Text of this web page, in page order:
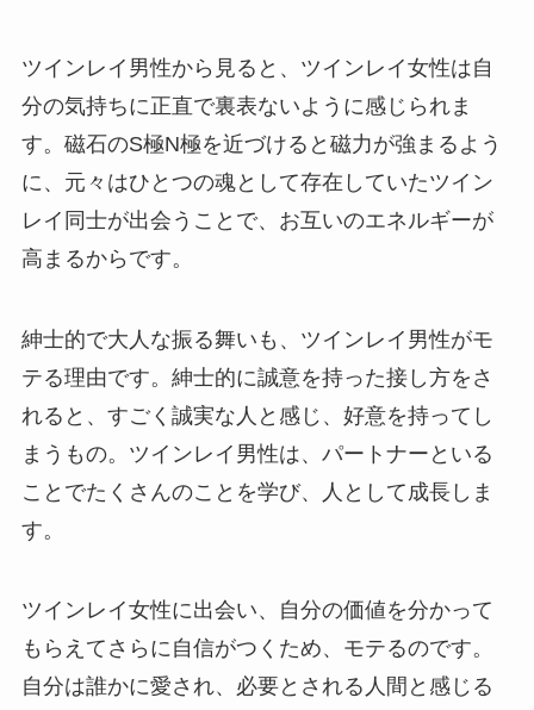
ツインレイ男性から見ると、ツインレイ女性は自
分の気持ちに正直で裏表ないように感じられま
す。磁石のS極N極を近づけると磁力が強まるよう
に、元々はひとつの魂として存在していたツイン
レイ同士が出会うことで、お互いのエネルギーが
高まるからです。
紳士的で大人な振る舞いも、ツインレイ男性がモ
テる理由です。紳士的に誠意を持った接し方をさ
れると、すごく誠実な人と感じ、好意を持ってし
まうもの。ツインレイ男性は、パートナーといる
ことでたくさんのことを学び、人として成長しま
す。
ツインレイ女性に出会い、自分の価値を分かって
もらえてさらに自信がつくため、モテるのです。
自分は誰かに愛され、必要とされる人間と感じる